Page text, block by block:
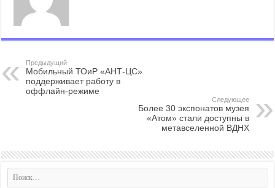
Предыдущий
Мобильный ТОиР «АНТ-ЦС»
поддерживает работу в
оффлайн-режиме
Следующее
Более 30 экспонатов музея
«Атом» стали доступны в
метавселенной ВДНХ